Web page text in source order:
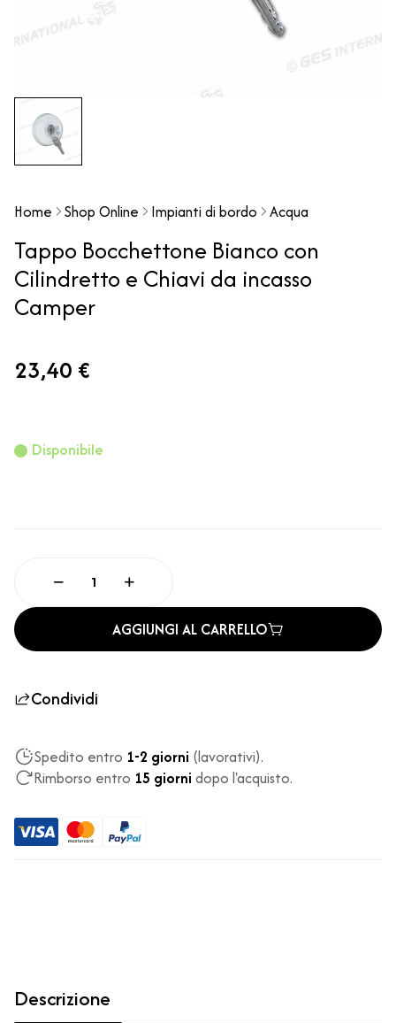
Home Shop Online Impianti di bordo Acqua
Tappo Bocchettone Bianco con
Cilindretto e Chiavi da incasso
Camper
23,40 €
Disponibile
AGGIUNGI AL CARRELLO
Condividi
Spedito entro 1-2 giorni (lavorativi).
Rimborso entro 15 giorni dopo l'acquisto.
Descrizione